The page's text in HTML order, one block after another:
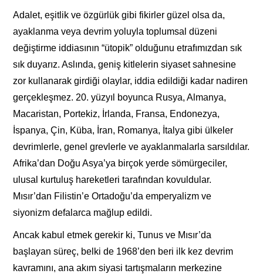
Adalet, eşitlik ve özgürlük gibi fikirler güzel olsa da,
ayaklanma veya devrim yoluyla toplumsal düzeni
değiştirme iddiasının “ütopik” olduğunu etrafımızdan sık
sık duyarız. Aslında, geniş kitlelerin siyaset sahnesine
zor kullanarak girdiği olaylar, iddia edildiği kadar nadiren
gerçekleşmez. 20. yüzyıl boyunca Rusya, Almanya,
Macaristan, Portekiz, İrlanda, Fransa, Endonezya,
İspanya, Çin, Küba, İran, Romanya, İtalya gibi ülkeler
devrimlerle, genel grevlerle ve ayaklanmalarla sarsıldılar.
Afrika’dan Doğu Asya’ya birçok yerde sömürgeciler,
ulusal kurtuluş hareketleri tarafından kovuldular.
Mısır’dan Filistin’e Ortadoğu’da emperyalizm ve
siyonizm defalarca mağlup edildi.
Ancak kabul etmek gerekir ki, Tunus ve Mısır’da
başlayan süreç, belki de 1968’den beri ilk kez devrim
kavramını, ana akım siyasi tartışmaların merkezine